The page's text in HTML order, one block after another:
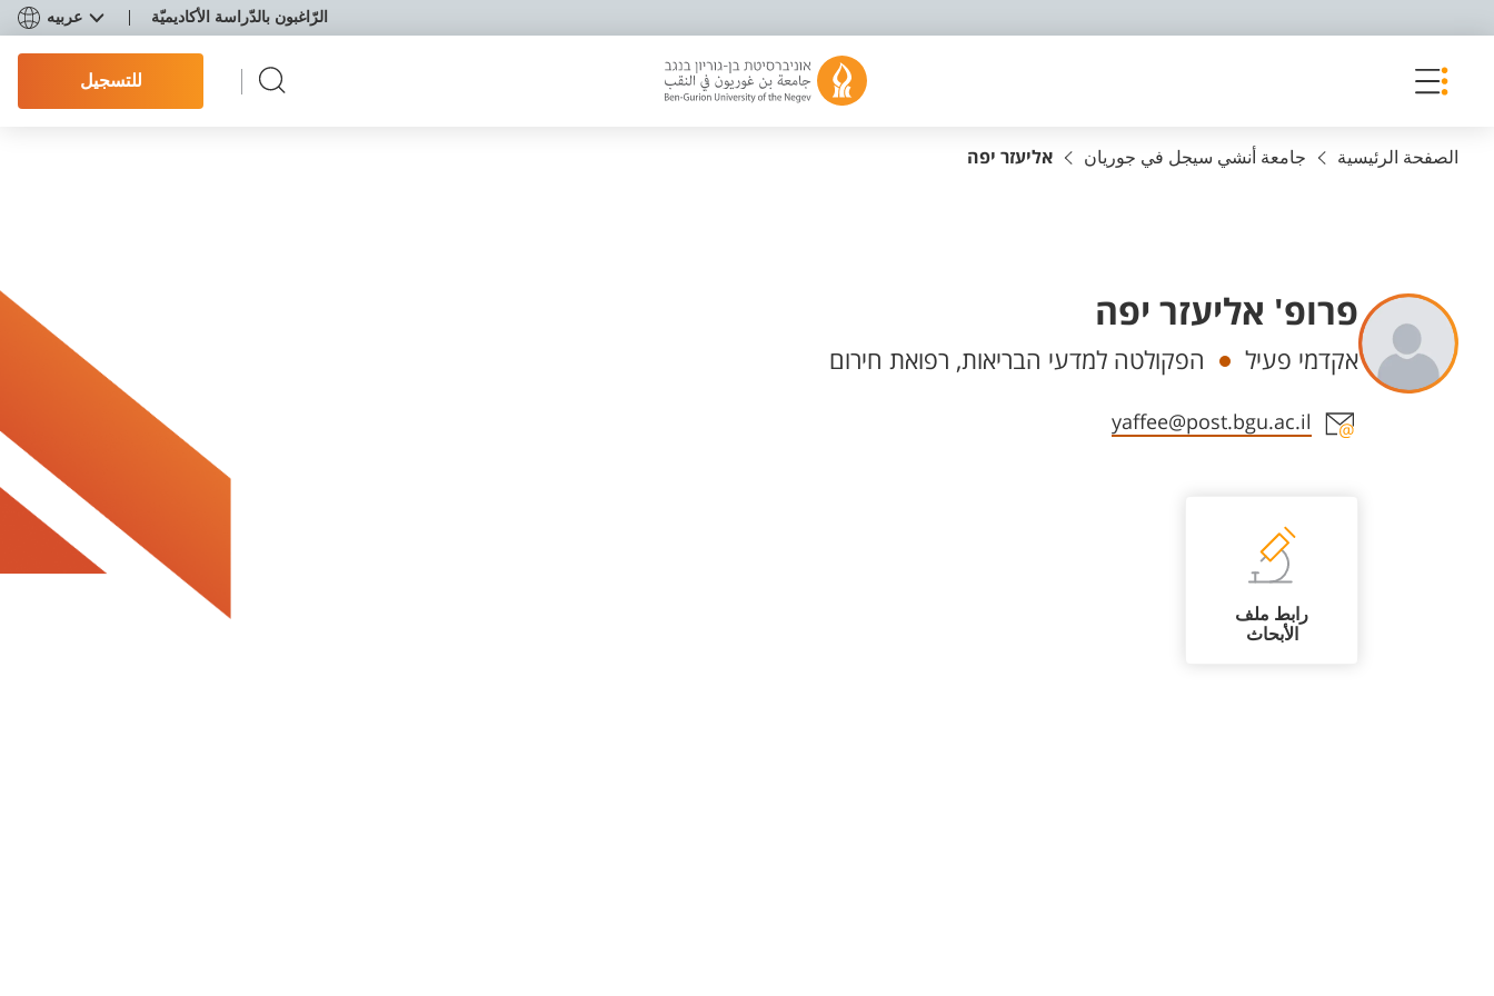
الرّاغبون بالدّراسة الأكاديميّة عربيه
للتسجيل
الصفحة الرئيسية جامعة أنشي سيجل في جوريان אליעזר יפה
פרופ' אליעזר יפה
Departments
אקדמי פעיל הפקולטה למדעי הבריאות, רפואת חירום
Staff member contact section
yaffee@post.bgu.ac.il
رابط ملف
الأبحاث